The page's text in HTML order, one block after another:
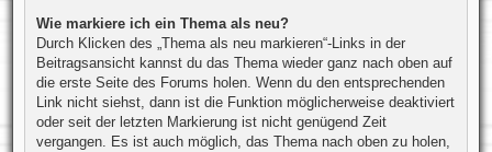
Wie markiere ich ein Thema als neu?
Durch Klicken des „Thema als neu markieren“-Links in der
Beitragsansicht kannst du das Thema wieder ganz nach oben auf
die erste Seite des Forums holen. Wenn du den entsprechenden
Link nicht siehst, dann ist die Funktion möglicherweise deaktiviert
oder seit der letzten Markierung ist nicht genügend Zeit
vergangen. Es ist auch möglich, das Thema nach oben zu holen,